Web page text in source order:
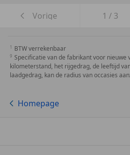
Vorige 1 / 3
BTW verrekenbaar
Specificatie van de fabrikant voor nieuwe
kilometerstand, het rijgedrag, de leeftijd
laadgedrag, kan de radius van occasies
Homepage